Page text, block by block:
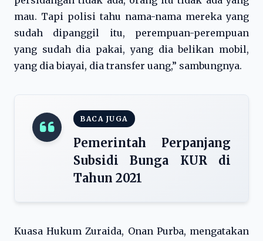
mau. Tapi polisi tahu nama-nama mereka yang
sudah dipanggil itu, perempuan-perempuan
yang sudah dia pakai, yang dia belikan mobil,
yang dia biayai, dia transfer uang,” sambungnya.
BACA JUGA
Pemerintah Perpanjang
Subsidi Bunga KUR di
Tahun 2021
Kuasa Hukum Zuraida, Onan Purba, mengatakan